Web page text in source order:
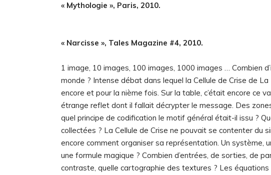
« Mythologie », Paris, 2010.
« Narcisse », Tales Magazine #4, 2010.
1 image, 10 images, 100 images, 1000 images … Combien
monde ? Intense débat dans lequel la Cellule de Crise de
encore et pour la nième fois. Sur la table, c’était encore ce
étrange reflet dont il fallait décrypter le message. Des
quel principe de codification le motif général était-il issu ?
collectées ? La Cellule de Crise ne pouvait se contenter du
encore comment organiser sa représentation. Un système,
une formule magique ? Combien d’entrées, de sorties, de
contraste, quelle cartographie des textures ? Les